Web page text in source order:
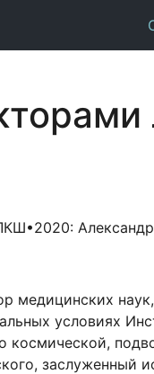
медицинских
условиях
космической,
заслуженный